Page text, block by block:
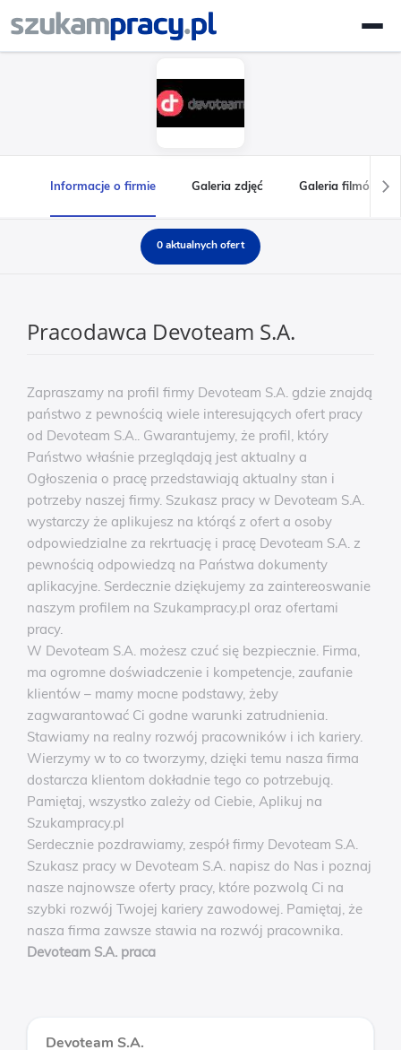
Informacje o firmie Galeria zdjęć Galeria filmów
0 aktualnych ofert
Pracodawca Devoteam S.A.
Zapraszamy na profil firmy Devoteam S.A. gdzie znajdą
państwo z pewnością wiele interesujących ofert pracy
od Devoteam S.A.. Gwarantujemy, że profil, który
Państwo właśnie przeglądają jest aktualny a
Ogłoszenia o pracę przedstawiają aktualny stan i
potrzeby naszej firmy. Szukasz pracy w Devoteam S.A.
wystarczy że aplikujesz na którąś z ofert a osoby
odpowiedzialne za rekrtuację i pracę Devoteam S.A. z
pewnością odpowiedzą na Państwa dokumenty
aplikacyjne. Serdecznie dziękujemy za zaintereoswanie
naszym profilem na Szukampracy.pl oraz ofertami
pracy.
W Devoteam S.A. możesz czuć się bezpiecznie. Firma,
ma ogromne doświadczenie i kompetencje, zaufanie
klientów – mamy mocne podstawy, żeby
zagwarantować Ci godne warunki zatrudnienia.
Stawiamy na realny rozwój pracowników i ich kariery.
Wierzymy w to co tworzymy, dzięki temu nasza firma
dostarcza klientom dokładnie tego co potrzebują.
Pamiętaj, wszystko zależy od Ciebie, Aplikuj na
Szukampracy.pl
Serdecznie pozdrawiamy, zespół firmy Devoteam S.A.
Szukasz pracy w Devoteam S.A. napisz do Nas i poznaj
nasze najnowsze oferty pracy, które pozwolą Ci na
szybki rozwój Twojej kariery zawodowej. Pamiętaj, że
nasza firma zawsze stawia na rozwój pracownika.
Devoteam S.A. praca
Devoteam S.A.